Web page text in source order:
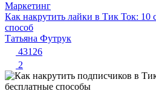
Маркетинг
Как накрутить лайки в Тик Ток: 10
способ
Татьяна Футрук
43126
2